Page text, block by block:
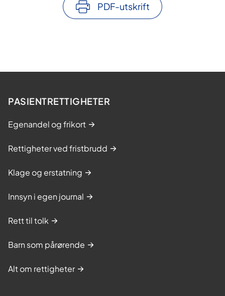
PDF-utskrift
PASIENTRETTIGHETER
Egenandel og frikort
Rettigheter ved fristbrudd
Klage og erstatning
Innsyn i egen journal
Rett til tolk
Barn som pårørende
Alt om rettigheter